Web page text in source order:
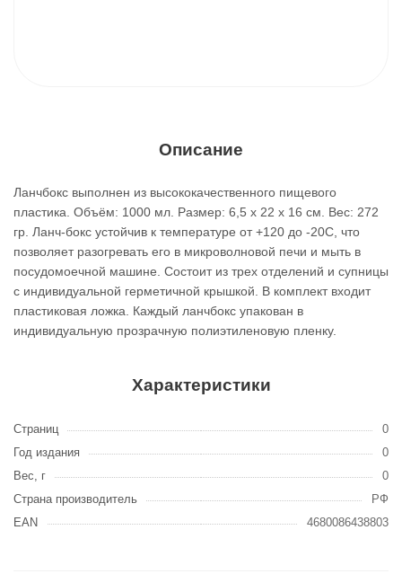
Описание
Ланчбокс выполнен из высококачественного пищевого
пластика. Объём: 1000 мл. Размер: 6,5 x 22 x 16 см. Вес: 272
гр. Ланч-бокс устойчив к температуре от +120 до -20С, что
позволяет разогревать его в микроволновой печи и мыть в
посудомоечной машине. Состоит из трех отделений и супницы
с индивидуальной герметичной крышкой. В комплект входит
пластиковая ложка. Каждый ланчбокс упакован в
индивидуальную прозрачную полиэтиленовую пленку.
Характеристики
Страниц
0
Год издания
0
Вес, г
0
Страна производитель
РФ
EAN
4680086438803